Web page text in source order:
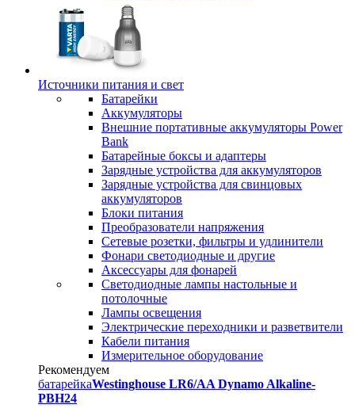
Источники питания и свет
Батарейки
Аккумуляторы
Внешние портативные аккумуляторы Power
Bank
Батарейные боксы и адаптеры
Зарядные устройства для аккумуляторов
Зарядные устройства для свинцовых
аккумуляторов
Блоки питания
Преобразователи напряжения
Сетевые розетки, фильтры и удлинители
Фонари светодиодные и другие
Аксессуары для фонарей
Светодиодные лампы настольные и
потолочные
Лампы освещения
Электрические переходники и разветвители
Кабели питания
Измерительное оборудование
Рекомендуем
батарейкаWestinghouse LR6/AA Dynamo Alkaline-
PBH24